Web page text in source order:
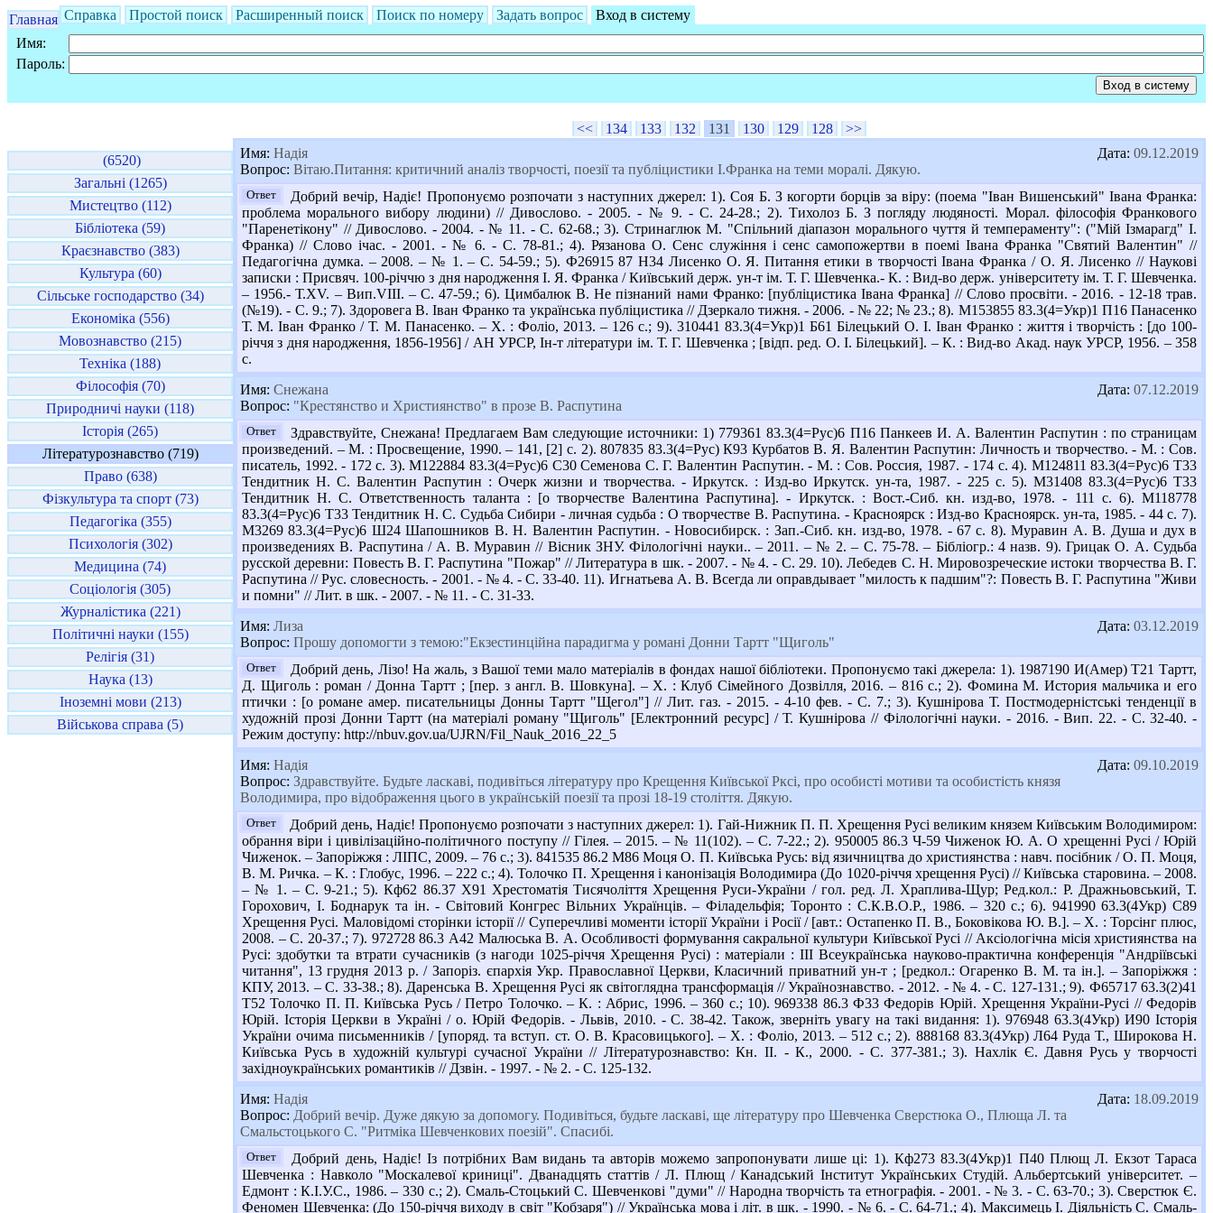
Главная Справка Простой поиск Расширенный поиск Поиск по номеру Задать вопрос
Вход в систему
Имя:
Пароль:
(6520)
Загальні (1265)
Мистецтво (112)
Бібліотека (59)
Краєзнавство (383)
Культура (60)
Сільське господарство (34)
Економіка (556)
Мовознавство (215)
Техніка (188)
Філософія (70)
Природничі науки (118)
Історія (265)
Літературознавство (719)
Право (638)
Фізкультура та спорт (73)
Педагогіка (355)
Психологія (302)
Медицина (74)
Соціологія (305)
Журналістика (221)
Політичні науки (155)
Релігія (31)
Наука (13)
Іноземні мови (213)
Військова справа (5)
<< 134 133 132 131 130 129 128
>>
Дата: 09.12.2019
Имя: Надія
Вопрос: Вітаю.Питання: критичний аналіз творчості, поезії та публіцистики І.Франка на теми моралі. Дякую.
Ответ
Добрий вечір, Надіє! Пропонуємо розпочати з наступних джерел: 1). Соя Б. З когорти борців за віру: (поема "Іван Вишенський" Івана Франка:
проблема морального вибору людини) // Дивослово. - 2005. - № 9. - С. 24-28.; 2). Тихолоз Б. З погляду людяності. Морал. філософія Франкового
"Паренетікону" // Дивослово. - 2004. - № 11. - С. 62-68.; 3). Стринаглюк М. "Спільний діапазон морального чуття й темпераменту": ("Мій Ізмарагд" І.
Франка) // Слово ічас. - 2001. - № 6. - С. 78-81.; 4). Рязанова О. Сенс служіння і сенс самопожертви в поемі Івана Франка "Святий Валентин" //
Педагогічна думка. – 2008. – № 1. – С. 54-59.; 5). Ф26915 87 Н34 Лисенко О. Я. Питання етики в творчості Івана Франка / О. Я. Лисенко // Наукові
записки : Присвяч. 100-річчю з дня народження І. Я. Франка / Київський держ. ун-т ім. Т. Г. Шевченка.- К. : Вид-во держ. університету ім. Т. Г. Шевченка.
– 1956.- Т.XV. – Вип.VIII. – С. 47-59.; 6). Цимбалюк В. Не пізнаний нами Франко: [публіцистика Івана Франка] // Слово просвіти. - 2016. - 12-18 трав.
(№19). - С. 9.; 7). Здоровега В. Іван Франко та українська публіцистика // Дзеркало тижня. - 2006. - № 22; № 23.; 8). М153855 83.3(4=Укр)1 П16 Панасенко
Т. М. Іван Франко / Т. М. Панасенко. – Х. : Фоліо, 2013. – 126 с.; 9). 310441 83.3(4=Укр)1 Б61 Білецький О. І. Іван Франко : життя і творчість : [до 100-
річчя з дня народження, 1856-1956] / АН УРСР, Ін-т літератури ім. Т. Г. Шевченка ; [відп. ред. О. І. Білецький]. – К. : Вид-во Акад. наук УРСР, 1956. – 358
с.
Дата: 07.12.2019
Имя: Снежана
Вопрос: "Крестянство и Християнство" в прозе В. Распутина
Ответ
Здравствуйте, Снежана! Предлагаем Вам следующие источники: 1) 779361 83.3(4=Рус)6 П16 Панкеев И. А. Валентин Распутин : по страницам
произведений. – М. : Просвещение, 1990. – 141, [2] с. 2). 807835 83.3(4=Рус) К93 Курбатов В. Я. Валентин Распутин: Личность и творчество. - М. : Сов.
писатель, 1992. - 172 с. 3). М122884 83.3(4=Рус)6 С30 Семенова С. Г. Валентин Распутин. - М. : Сов. Россия, 1987. - 174 с. 4). М124811 83.3(4=Рус)6 Т33
Тендитник Н. С. Валентин Распутин : Очерк жизни и творчества. - Иркутск. : Изд-во Иркутск. ун-та, 1987. - 225 с. 5). М31408 83.3(4=Рус)6 Т33
Тендитник Н. С. Ответственность таланта : [о творчестве Валентина Распутина]. - Иркутск. : Вост.-Сиб. кн. изд-во, 1978. - 111 с. 6). М118778
83.3(4=Рус)6 Т33 Тендитник Н. С. Судьба Сибири - личная судьба : О творчестве В. Распутина. - Красноярск : Изд-во Красноярск. ун-та, 1985. - 44 с. 7).
М3269 83.3(4=Рус)6 Ш24 Шапошников В. Н. Валентин Распутин. - Новосибирск. : Зап.-Сиб. кн. изд-во, 1978. - 67 с. 8). Муравин А. В. Душа и дух в
произведениях В. Распутина / А. В. Муравин // Вісник ЗНУ. Філологічні науки.. – 2011. – № 2. – С. 75-78. – Бібліогр.: 4 назв. 9). Грицак О. А. Судьба
русской деревни: Повесть В. Г. Распутина "Пожар" // Литература в шк. - 2007. - № 4. - С. 29. 10). Лебедев С. Н. Мировозреческие истоки творчества В. Г.
Распутина // Рус. словесность. - 2001. - № 4. - С. 33-40. 11). Игнатьева А. В. Всегда ли оправдывает "милость к падшим"?: Повесть В. Г. Распутина "Живи
и помни" // Лит. в шк. - 2007. - № 11. - С. 31-33.
Дата: 03.12.2019
Имя: Лиза
Вопрос: Прошу допомогти з темою:"Екзестинційна парадигма у романі Донни Тартт "Щиголь"
Ответ
Добрий день, Лізо! На жаль, з Вашої теми мало матеріалів в фондах нашої бібліотеки. Пропонуємо такі джерела: 1). 1987190 И(Амер) Т21 Тартт,
Д. Щиголь : роман / Донна Тартт ; [пер. з англ. В. Шовкуна]. – Х. : Клуб Сімейного Дозвілля, 2016. – 816 с.; 2). Фомина М. История мальчика и его
птички : [о романе амер. писательницы Донны Тартт "Щегол"] // Лит. газ. - 2015. - 4-10 фев. - С. 7.; 3). Кушнірова Т. Постмодерністські тенденції в
художній прозі Донни Тартт (на матеріалі роману "Щиголь" [Електронний ресурс] / Т. Кушнірова // Філологічні науки. - 2016. - Вип. 22. - С. 32-40. -
Режим доступу: http://nbuv.gov.ua/UJRN/Fil_Nauk_2016_22_5
Дата: 09.10.2019
Имя: Надія
Вопрос: Здравствуйте. Будьте ласкаві, подивіться літературу про Крещення Київської Рксі, про особисті мотиви та особистість князя
Володимира, про відображення цього в українській поезії та прозі 18-19 століття. Дякую.
Ответ
Добрий день, Надіє! Пропонуємо розпочати з наступних джерел: 1). Гай-Нижник П. П. Хрещення Русі великим князем Київським Володимиром:
обрання віри і цивілізаційно-політичного поступу // Гілея. – 2015. – № 11(102). – С. 7-22.; 2). 950005 86.3 Ч-59 Чиженок Ю. А. О хрещенні Русі / Юрій
Чиженок. – Запоріжжя : ЛІПС, 2009. – 76 с.; 3). 841535 86.2 М86 Моця О. П. Київська Русь: від язичництва до християнства : навч. посібник / О. П. Моця,
В. М. Ричка. – К. : Глобус, 1996. – 222 с.; 4). Толочко П. Хрещення і канонізація Володимира (До 1020-річчя хрещення Русі) // Київська старовина. – 2008.
– № 1. – С. 9-21.; 5). Кф62 86.37 Х91 Хрестоматія Тисячоліття Хрещення Руси-України / гол. ред. Л. Храплива-Щур; Ред.кол.: Р. Дражньовський, Т.
Горохович, І. Боднарук та ін. - Світовий Конгрес Вільних Українців. – Філадельфія; Торонто : С.К.В.О.Р., 1986. – 320 с.; 6). 941990 63.3(4Укр) С89
Хрещення Русі. Маловідомі сторінки історії // Суперечливі моменти історії України і Росії / [авт.: Остапенко П. В., Боковікова Ю. В.]. – Х. : Торсінг плюс,
2008. – С. 20-37.; 7). 972728 86.3 А42 Малюська В. А. Особливості формування сакральної культури Київської Русі // Аксіологічна місія християнства на
Русі: здобутки та втрати сучасників (з нагоди 1025-річчя Хрещення Русі) : матеріали : ІІІ Всеукраїнська науково-практична конференція "Андріївські
читання", 13 грудня 2013 р. / Запоріз. єпархія Укр. Православної Церкви, Класичний приватний ун-т ; [редкол.: Огаренко В. М. та ін.]. – Запоріжжя :
КПУ, 2013. – С. 33-38.; 8). Даренська В. Хрещення Русі як світоглядна трансформація // Українознавство. - 2012. - № 4. - С. 127-131.; 9). Ф65717 63.3(2)41
Т52 Толочко П. П. Київська Русь / Петро Толочко. – К. : Абрис, 1996. – 360 с.; 10). 969338 86.3 Ф33 Федорів Юрій. Хрещення України-Русі // Федорів
Юрій. Історія Церкви в Україні / о. Юрій Федорів. - Львів, 2010. - С. 38-42. Також, зверніть увагу на такі видання: 1). 976948 63.3(4Укр) И90 Історія
України очима письменників / [упоряд. та вступ. ст. О. В. Красовицького]. – Х. : Фоліо, 2013. – 512 с.; 2). 888168 83.3(4Укр) Л64 Руда Т., Широкова Н.
Київська Русь в художній культурі сучасної України // Літературознавство: Кн. ІІ. - К., 2000. - С. 377-381.; 3). Нахлік Є. Давня Русь у творчості
західноукраїнських романтиків // Дзвін. - 1997. - № 2. - С. 125-132.
Дата: 18.09.2019
Имя: Надія
Вопрос: Добрий вечір. Дуже дякую за допомогу. Подивіться, будьте ласкаві, ще літературу про Шевченка Сверстюка О., Плюща Л. та
Смальстоцького С. "Ритміка Шевченкових поезій". Спасибі.
Ответ
Добрий день, Надіє! Із потрібних Вам видань та авторів можемо запропонувати лише ці: 1). Кф273 83.3(4Укр)1 П40 Плющ Л. Екзот Тараса
Шевченка : Навколо "Москалевої криниці". Дванадцять статтів / Л. Плющ / Канадський Інститут Українських Студій. Альбертський університет. –
Едмонт : К.І.У.С., 1986. – 330 с.; 2). Смаль-Стоцький С. Шевченкові "думи" // Народна творчість та етнографія. - 2001. - № 3. - С. 63-70.; 3). Сверстюк Є.
Феномен Шевченка: (До 150-річчя виходу в світ "Кобзаря") // Українська мова і літ. в шк. - 1990. - № 6. - С. 64-71.; 4). Максимець І. Діяльність С. Смаль-